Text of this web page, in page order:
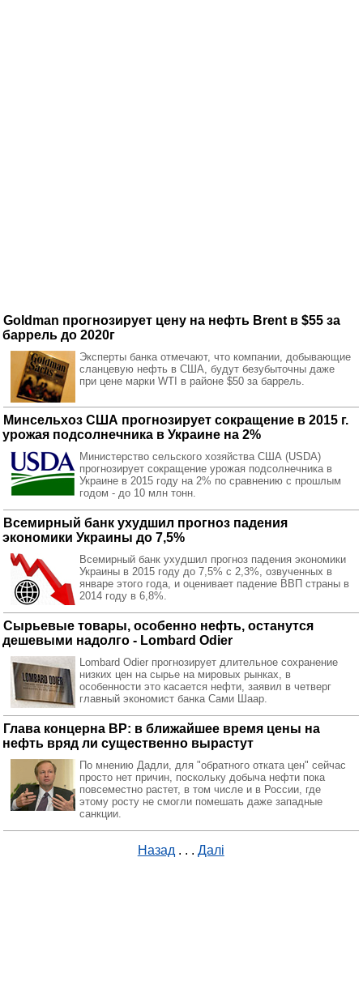
Goldman прогнозирует цену на нефть Brent в $55 за
баррель до 2020г
Эксперты банка отмечают, что компании, добывающие
сланцевую нефть в США, будут безубыточны даже
при цене марки WTI в районе $50 за баррель.
Минсельхоз США прогнозирует сокращение в 2015 г.
урожая подсолнечника в Украине на 2%
Министерство сельского хозяйства США (USDA)
прогнозирует сокращение урожая подсолнечника в
Украине в 2015 году на 2% по сравнению с прошлым
годом - до 10 млн тонн.
Всемирный банк ухудшил прогноз падения
экономики Украины до 7,5%
Всемирный банк ухудшил прогноз падения экономики
Украины в 2015 году до 7,5% с 2,3%, озвученных в
январе этого года, и оценивает падение ВВП страны в
2014 году в 6,8%.
Сырьевые товары, особенно нефть, останутся
дешевыми надолго - Lombard Odier
Lombard Odier прогнозирует длительное сохранение
низких цен на сырье на мировых рынках, в
особенности это касается нефти, заявил в четверг
главный экономист банка Сами Шаар.
Глава концерна BP: в ближайшее время цены на
нефть вряд ли существенно вырастут
По мнению Дадли, для "обратного отката цен" сейчас
просто нет причин, поскольку добыча нефти пока
повсеместно растет, в том числе и в России, где
этому росту не смогли помешать даже западные
санкции.
Назад . . . Далі